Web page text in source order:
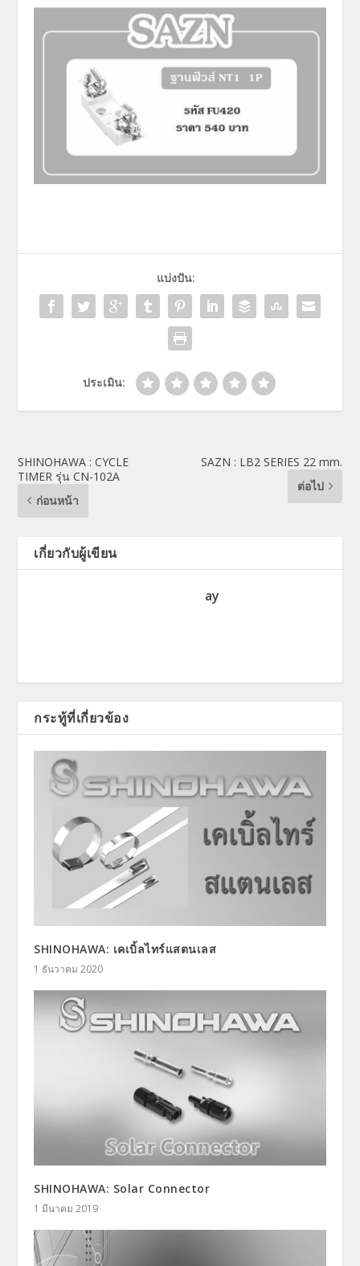
แบ่งปัน:
ประเมิน:
SHINOHAWA : CYCLE
TIMER รุ่น CN-102A
ก่อนหน้า
SAZN : LB2 SERIES 22 mm.
ต่อไป
เกี่ยวกับผู้เขียน
ay
กระทู้ที่เกี่ยวข้อง
SHINOHAWA: เคเบิ้ลไทร์แสตนเลส
1 ธันวาคม 2020
SHINOHAWA: Solar Connector
1 มีนาคม 2019